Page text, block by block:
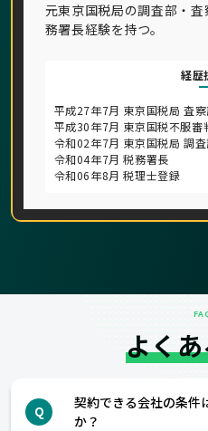
元東京国税局の調査部・
務署長経験を持つ。
経歴
平成27年7月 東京国税局 査
平成30年7月 東京国税不服審
令和02年7月 東京国税局 調
令和04年7月 税務署長
令和06年8月 税理士登録
よく
Q
契約できる会社の条件
か？